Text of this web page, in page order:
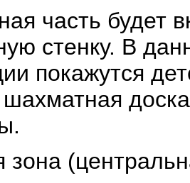
часть будет
стенку. В
покажутся
зона